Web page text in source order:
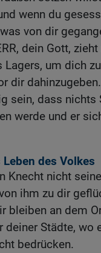
wenn du
von dir
dein Gott,
um dich
dir
sein, dass nichts
werde und er
des Volkes
Knecht nicht
ihm zu dir
bleiben an dem
deiner Städte, wo
bedrücken.